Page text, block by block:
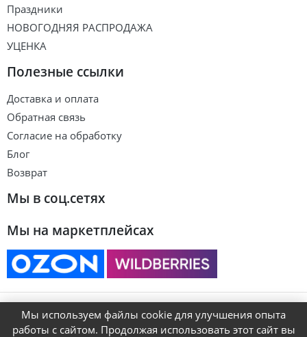
Праздники
НОВОГОДНЯЯ РАСПРОДАЖА
УЦЕНКА
Полезные ссылки
Доставка и оплата
Обратная связь
Согласие на обработку
Блог
Возврат
Мы в соц.сетях
Мы на маркетплейсах
© ART&KIDS
Мы используем файлы cookie для улучшения опыта
работы с сайтом. Продолжая использовать этот сайт вы